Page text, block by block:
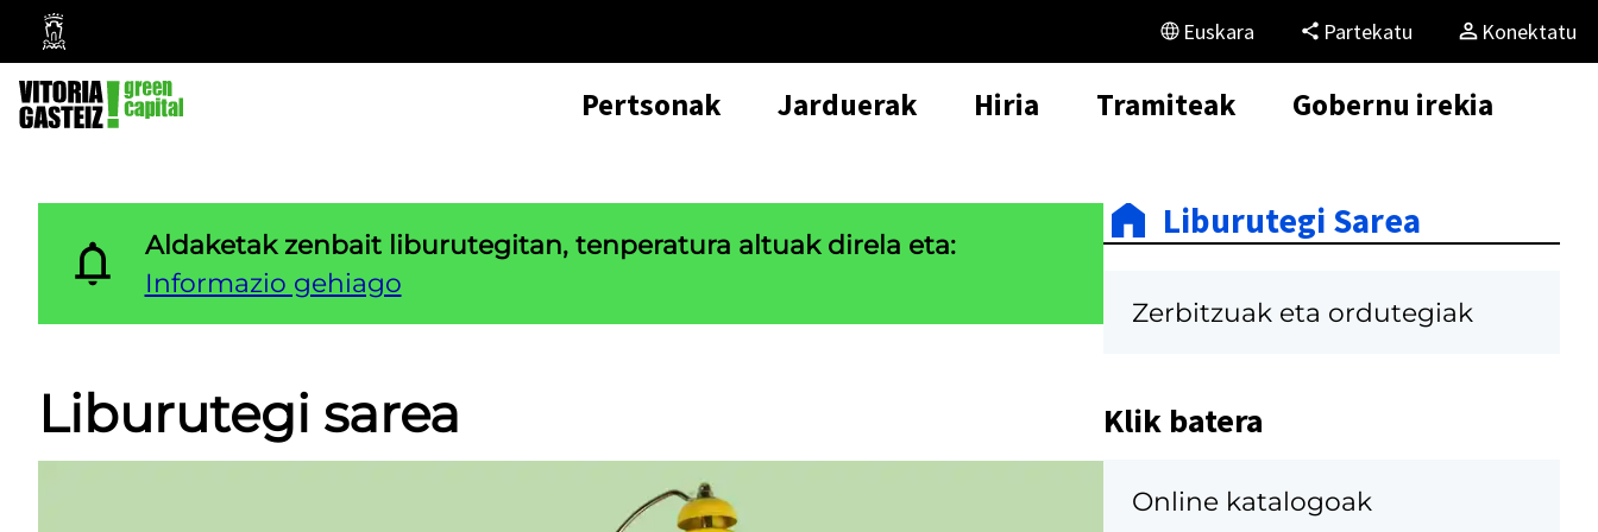
Vitoria-
Gasteizko
Udala
Euskara Partekatu Konektatu
Pertsonak Jarduerak Hiria Tramiteak Gobernu irekia
Aldaketak zenbait liburutegitan, tenperatura altuak direla eta:
Informazio gehiago
Liburutegi sarea
Liburutegi Sarea
Zerbitzuak eta ordutegiak
Klik batera
Online katalogoak